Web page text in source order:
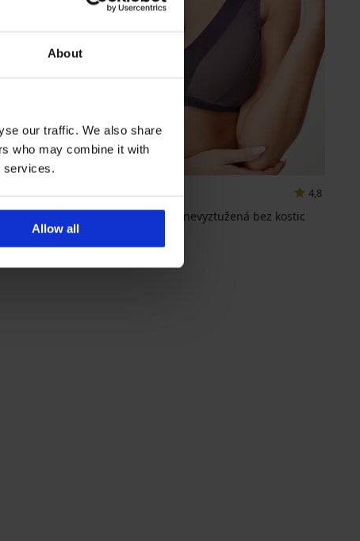
About
our traffic. We also share
who may combine it with
services.
Allow all
4,8
Podprsenka Cabello nevyztužená bez kostic
Sleva
300 Kč